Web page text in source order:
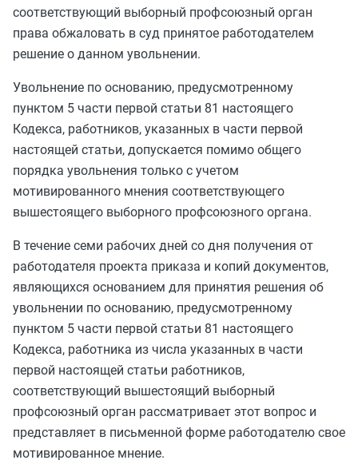
соответствующий выборный профсоюзный орган
права обжаловать в суд принятое работодателем
решение о данном увольнении.
Увольнение по основанию, предусмотренному
пунктом 5 части первой статьи 81 настоящего
Кодекса, работников, указанных в части первой
настоящей статьи, допускается помимо общего
порядка увольнения только с учетом
мотивированного мнения соответствующего
вышестоящего выборного профсоюзного органа.
В течение семи рабочих дней со дня получения от
работодателя проекта приказа и копий документов,
являющихся основанием для принятия решения об
увольнении по основанию, предусмотренному
пунктом 5 части первой статьи 81 настоящего
Кодекса, работника из числа указанных в части
первой настоящей статьи работников,
соответствующий вышестоящий выборный
профсоюзный орган рассматривает этот вопрос и
представляет в письменной форме работодателю свое
мотивированное мнение.